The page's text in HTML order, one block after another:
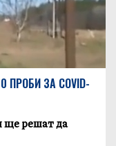
ПРОБИ ЗА COVID-
ще решат да